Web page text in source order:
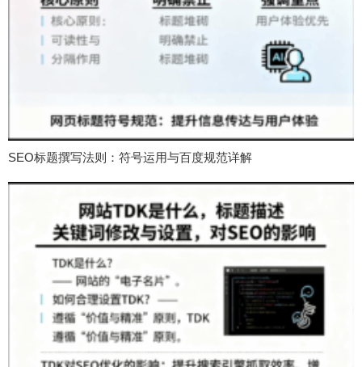
SEO标题撰写法则：符号运用与百度规范详解